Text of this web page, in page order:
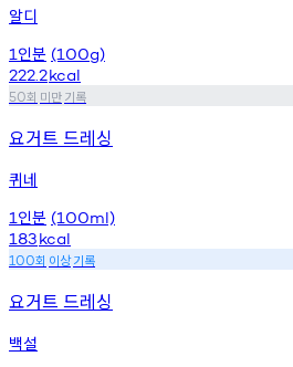
알디
1 인분 (100g)
222.2kcal
50회 미만기록
요거트 드레싱
퀴네
1 인분 (100ml)
183kcal
100회 이상기록
요거트 드레싱
백설